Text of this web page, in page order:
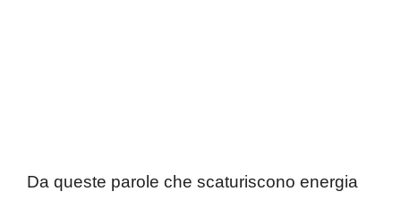
Da queste parole che scaturiscono energia